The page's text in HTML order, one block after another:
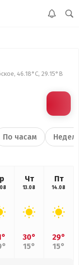
46.18°С, 29.15°В
По часам
Чт
13.08
30°
15°
Пт
14.08
29°
15°